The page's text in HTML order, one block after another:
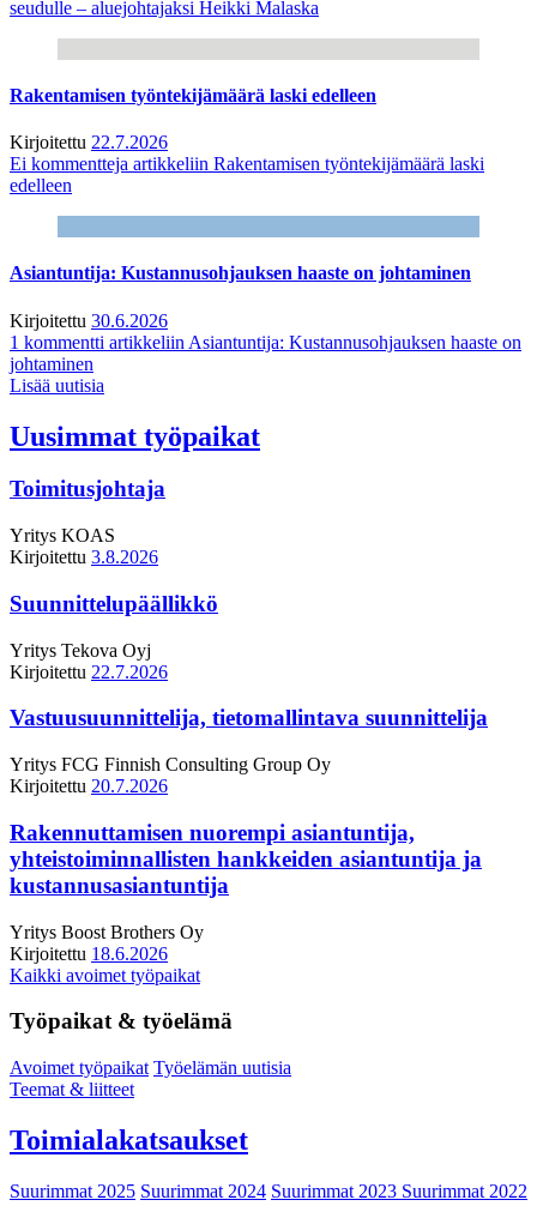
seudulle – aluejohtajaksi Heikki Malaska
Rakentamisen työntekijämäärä laski edelleen
Kirjoitettu 22.7.2026
Ei kommentteja artikkeliin Rakentamisen työntekijämäärä laski
edelleen
Asiantuntija: Kustannusohjauksen haaste on johtaminen
Kirjoitettu 30.6.2026
1 kommentti artikkeliin Asiantuntija: Kustannusohjauksen haaste on
johtaminen
Lisää uutisia
Uusimmat työpaikat
Toimitusjohtaja
Yritys KOAS
Kirjoitettu 3.8.2026
Suunnittelupäällikkö
Yritys Tekova Oyj
Kirjoitettu 22.7.2026
Vastuusuunnittelija, tietomallintava suunnittelija
Yritys FCG Finnish Consulting Group Oy
Kirjoitettu 20.7.2026
Rakennuttamisen nuorempi asiantuntija,
yhteistoiminnallisten hankkeiden asiantuntija ja
kustannusasiantuntija
Yritys Boost Brothers Oy
Kirjoitettu 18.6.2026
Kaikki avoimet työpaikat
Työpaikat & työelämä
Avoimet työpaikat Työelämän uutisia
Teemat & liitteet
Toimialakatsaukset
Suurimmat 2025 Suurimmat 2024 Suurimmat 2023 Suurimmat 2022